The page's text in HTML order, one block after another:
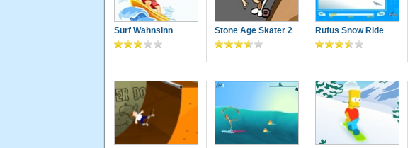
Surf Wahnsinn Stone Age Skater 2 Rufus Snow Ride